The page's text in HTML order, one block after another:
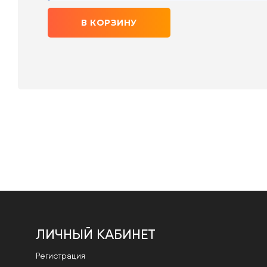
В КОРЗИНУ
ЛИЧНЫЙ КАБИНЕТ
Регистрация